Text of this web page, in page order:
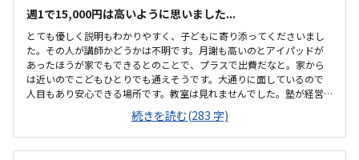
週1で15,000円は高いように思いました...
とても優しく説明もわかりやすく、子どもに寄り添ってくださいまし
た。その人が講師かどうかは不明です。月謝も高いのとアイパッドが
あったほうが家でもできるとのことで、プラスで出費だなと。家から
は近いのでこどもひとりでも通えそうです。大通りに面しているので
人目もあり安心できる場所です。教室は見れませんでした。塾が経営
しているとのことで塾の方の教室は少し覗けました。建物自体が古い
感じでした。週1で15,000円は高いように思いました。もう少し回数を
増やしてもらうか、下げてもらえると助かります。説明してくれた方
はとても説明がわかりやすく、こどもに寄り添ってくださいました。
続きを読む(283 字)